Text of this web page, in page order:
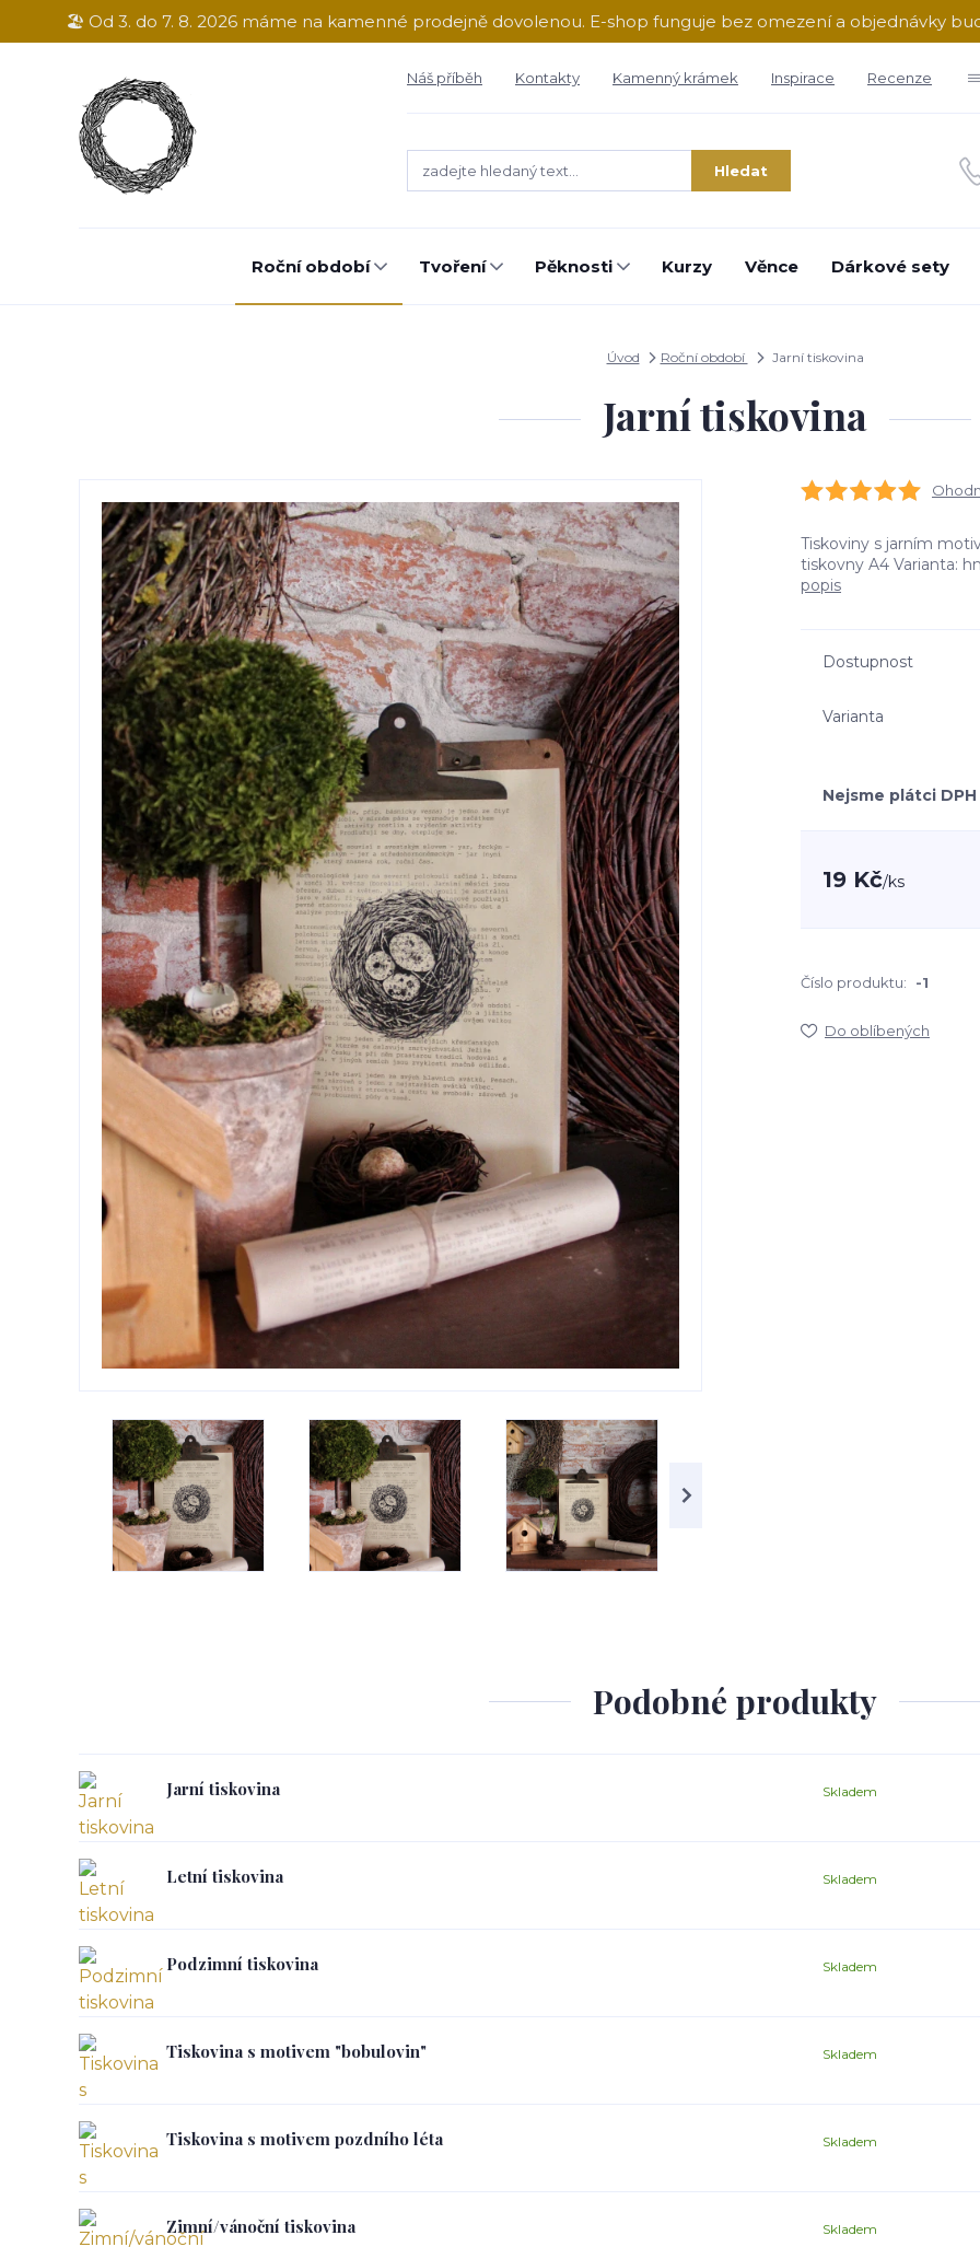
🏖️ Od 3. do 7. 8. 2026 máme na kamenné prodejně dovolenou. E-shop funguje bez omezení a objednávky
Náš příběh Kontakty Kamenný krámek Inspirace Recenze
Hledat
Roční období Tvoření Pěknosti Kurzy Věnce Dárkové sety
Úvod Roční období Jarní tiskovina
Jarní tiskovina
Tiskoviny s jarním
tiskovny A4 Varianta:
popis
Dostupnost
Varianta
Nejsme plátci DPH
19 Kč/ks
Číslo produktu: -1
Do oblíbených
Podobné produkty
Jarní tiskovina Skladem
Letní tiskovina Skladem
Podzimní tiskovina Skladem
Tiskovina s motivem "bobulovin" Skladem
Tiskovina s motivem pozdního léta Skladem
Zimní/vánoční tiskovina Skladem